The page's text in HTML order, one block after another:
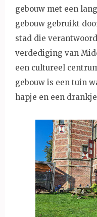
gebouw met een
gebouw gebruikt
stad die
verdediging van
een cultureel
gebouw is een tuin
hapje en een